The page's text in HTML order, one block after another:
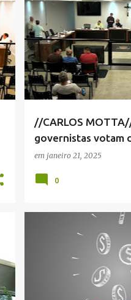
//CARLOS
governistas votam
democratizar
em janeiro 21, 2025
ANNA BEATRIZ SCACHETTI
0
CÂMARA MUNICIPAL SERRA